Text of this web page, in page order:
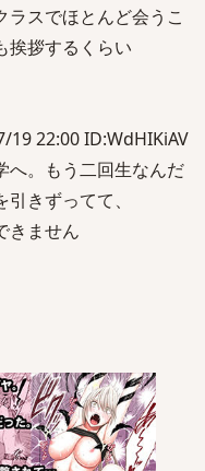
ラスでほとんど会うこ
挨拶するくらい
19 22:00 ID:WdHIKiAV
へ。もう二回生なんだ
きずってて、
きません